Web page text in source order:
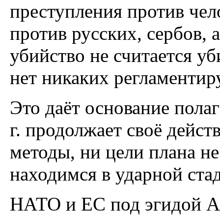
преступления против
против русских,
убийство не считается
нет никаких
Это даёт основание
г. продолжает своё
методы, ни цели плана
находимся в ударной
НАТО и ЕС под эгидой